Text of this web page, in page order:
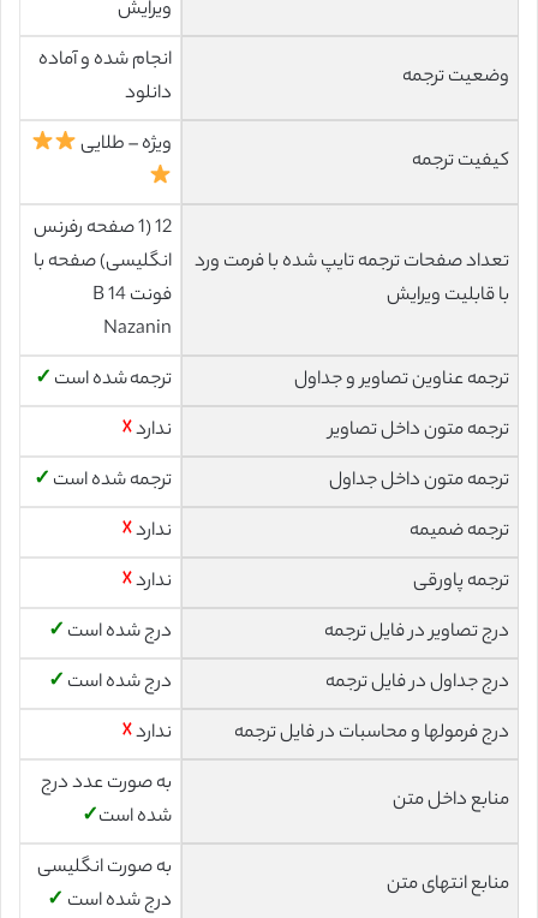
ویرایش
وضعیت ترجمه
انجام شده و آماده
دانلود
کیفیت ترجمه
ویژه – طلایی
تعداد صفحات ترجمه تایپ شده با فرمت ورد
با قابلیت ویرایش
12 (1 صفحه رفرنس
انگلیسی) صفحه با
فونت 14 B
Nazanin
ترجمه عناوین تصاویر و جداول
ترجمه شده است ✓
ترجمه متون داخل تصاویر
ندارد☓
ترجمه متون داخل جداول
ترجمه شده است ✓
ترجمه ضمیمه
ندارد☓
ترجمه پاورقی
ندارد☓
درج تصاویر در فایل ترجمه
درج شده است ✓
درج جداول در فایل ترجمه
درج شده است ✓
درج فرمولها و محاسبات در فایل ترجمه
ندارد☓
منابع داخل متن
به صورت عدد درج
شده است✓
منابع انتهای متن
به صورت انگلیسی
درج شده است ✓